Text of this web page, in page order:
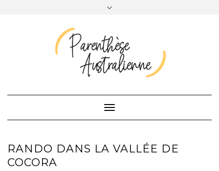
TWITTER
Toggle
Navigation
RANDO DANS LA VALLÉE DE
COCORA